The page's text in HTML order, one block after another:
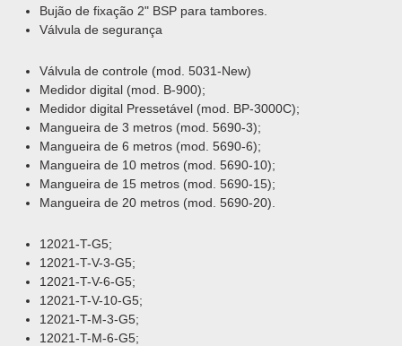
Bujão de fixação 2" BSP para tambores.
Válvula de segurança
Válvula de controle (mod. 5031-New)
Medidor digital (mod. B-900);
Medidor digital Pressetável (mod. BP-3000C);
Mangueira de 3 metros (mod. 5690-3);
Mangueira de 6 metros (mod. 5690-6);
Mangueira de 10 metros (mod. 5690-10);
Mangueira de 15 metros (mod. 5690-15);
Mangueira de 20 metros (mod. 5690-20).
12021-T-G5;
12021-T-V-3-G5;
12021-T-V-6-G5;
12021-T-V-10-G5;
12021-T-M-3-G5;
12021-T-M-6-G5;